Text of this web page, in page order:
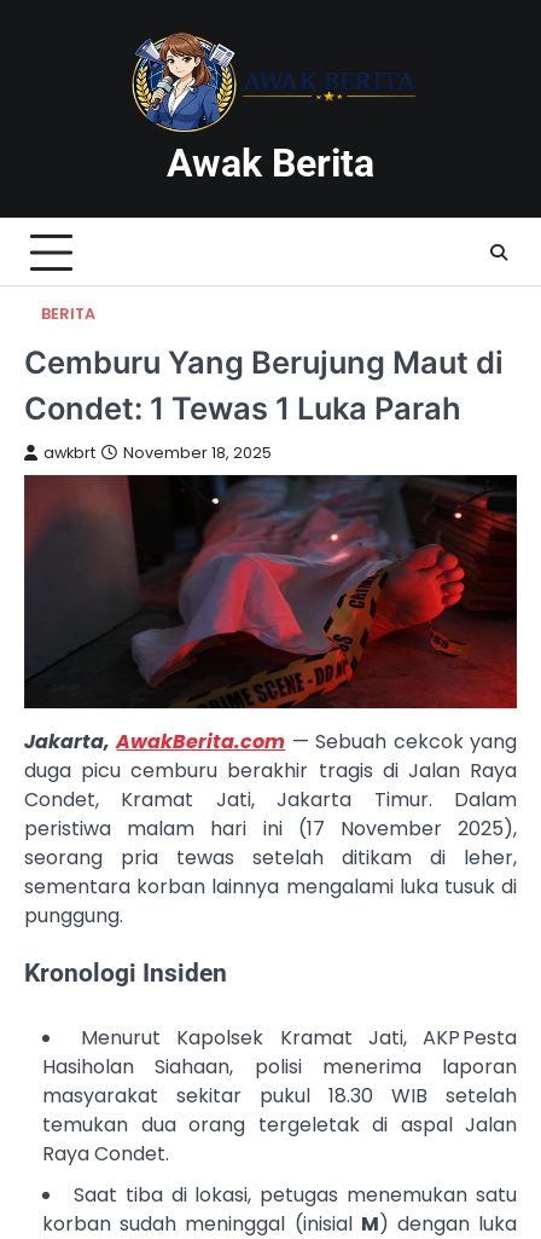
Awak Berita
BERITA
Cemburu Yang Berujung Maut di
Condet: 1 Tewas 1 Luka Parah
awkbrt November 18, 2025
Jakarta,AwakBerita.com — Sebuah cekcok yang
duga picu cemburu berakhir tragis di Jalan Raya
Condet, Kramat Jati, Jakarta Timur. Dalam
peristiwa malam hari ini (17 November 2025),
seorang pria tewas setelah ditikam di leher,
sementara korban lainnya mengalami luka tusuk di
punggung.
Kronologi Insiden
Menurut Kapolsek Kramat Jati, AKP Pesta
Hasiholan Siahaan, polisi menerima laporan
masyarakat sekitar pukul 18.30 WIB setelah
temukan dua orang tergeletak di aspal Jalan
Raya Condet.
Saat tiba di lokasi, petugas menemukan satu
korban sudah meninggal (inisial M) dengan luka